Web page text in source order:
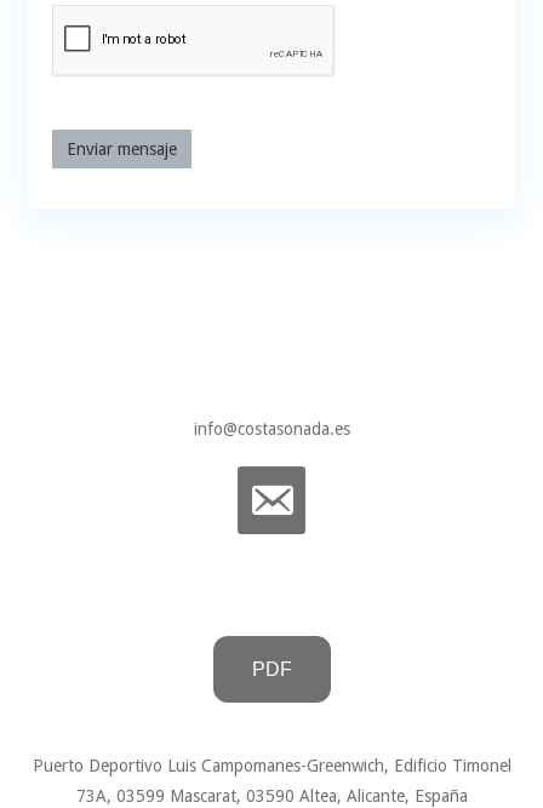
Enviar mensaje
info@costasonada.es
PDF
Puerto Deportivo Luis Campomanes-Greenwich, Edificio Timonel
73A, 03599 Mascarat, 03590 Altea, Alicante, España